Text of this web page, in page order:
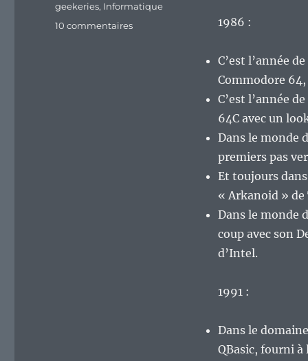
1986 :
C’est l’année
Commodore 64,
C’est l’année
64C avec un
Dans le monde
premiers pas
Et toujours
« Arkanoid » de
Dans le monde
coup avec son
d’Intel.
1991 :
Dans le
QBasic, fourni à
geekeries, Informatique
10 commentairessur